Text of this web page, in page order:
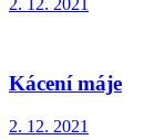
Kácení máje
2. 12. 2021